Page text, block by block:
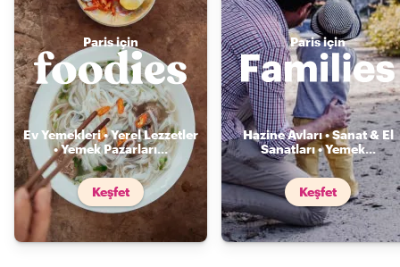
Paris için
Ev Yemekleri • Yerel Lezzetler
• Yemek Pazarları...
Keşfet
Paris için
Hazine Avları • Sanat & El
Sanatları • Yemek...
Keşfet